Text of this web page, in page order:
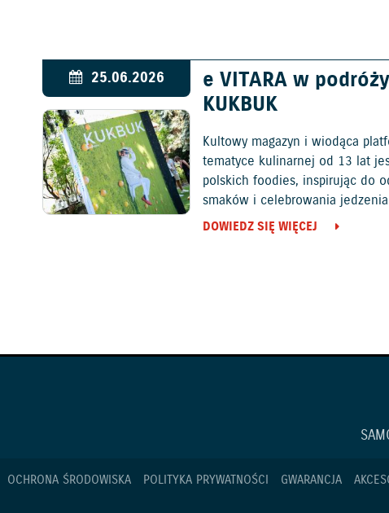
25.06.2026
e VITARA w
KUKBUK
Kultowy magazyn i wiodąca
tematyce kulinarnej od 13 lat
polskich foodies, inspirując do
smaków i celebrowania
DOWIEDZ SIĘ WIĘCEJ
OCHRONA ŚRODOWISKA POLITYKA PRYWATNOŚCI GWARANCJA